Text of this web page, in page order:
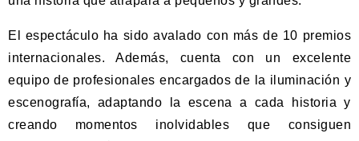
El espectáculo ha sido avalado con más de 10 premios
internacionales. Además, cuenta con un excelente
equipo de profesionales encargados de la iluminación y
escenografía, adaptando la escena a cada historia y
creando momentos inolvidables que consiguen